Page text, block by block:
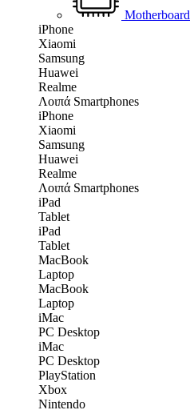
Motherboard
iPhone
Xiaomi
Samsung
Huawei
Realme
Λοιπά Smartphones
iPhone
Xiaomi
Samsung
Huawei
Realme
Λοιπά Smartphones
iPad
Tablet
iPad
Tablet
MacBook
Laptop
MacBook
Laptop
iMac
PC Desktop
iMac
PC Desktop
PlayStation
Xbox
Nintendo